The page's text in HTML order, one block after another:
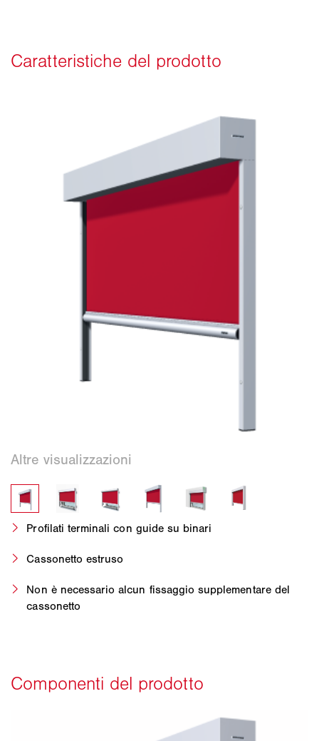
Profilati terminali con guide su binari
Cassonetto estruso
Non è necessario alcun fissaggio supplementare del
cassonetto